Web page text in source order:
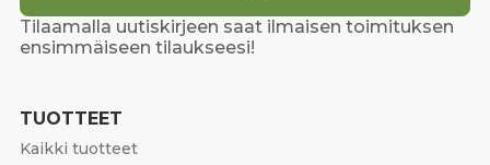
Tilaamalla uutiskirjeen saat ilmaisen toimituksen
ensimmäiseen tilaukseesi!
TUOTTEET
Kaikki tuotteet